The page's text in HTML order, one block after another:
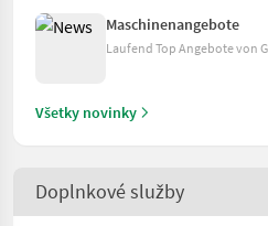
Maschinenangebote
Laufend Top Angebote von
Všetky novinky
Doplnkové služby